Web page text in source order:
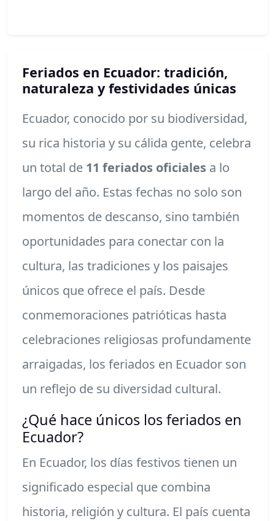
Feriados en Ecuador: tradición,
naturaleza y festividades únicas
Ecuador, conocido por su biodiversidad,
su rica historia y su cálida gente, celebra
un total de 11 feriados oficiales a lo
largo del año. Estas fechas no solo son
momentos de descanso, sino también
oportunidades para conectar con la
cultura, las tradiciones y los paisajes
únicos que ofrece el país. Desde
conmemoraciones patrióticas hasta
celebraciones religiosas profundamente
arraigadas, los feriados en Ecuador son
un reflejo de su diversidad cultural.
¿Qué hace únicos los feriados en
Ecuador?
En Ecuador, los días festivos tienen un
significado especial que combina
historia, religión y cultura. El país cuenta